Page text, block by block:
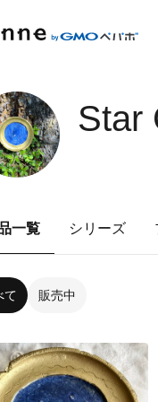
Star
一覧 シリーズ
て 販売中